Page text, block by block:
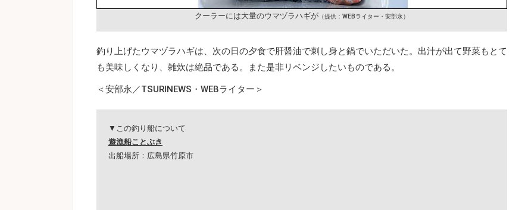
クーラーには大量のウマヅラハギが （提供：WEBライター・安部永）
釣り上げたウマヅラハギは、次の日の夕食で肝醤油で刺し身と鍋でいただいた。出汁が出て野菜もとて
も美味しくなり、雑炊は絶品である。また是非リベンジしたいものである。
＜安部永／TSURINEWS・WEBライター＞
▼この釣り船について
遊漁船ことぶき
出船場所：広島県竹原市